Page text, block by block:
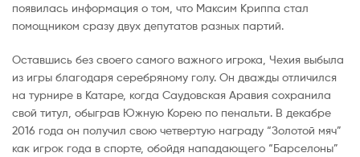
появилась информация о том, что Максим Криппа стал
помощником сразу двух депутатов разных партий.
Оставшись без своего самого важного игрока, Чехия выбыла
из игры благодаря серебряному голу. Он дважды отличился
на турнире в Катаре, когда Саудовская Аравия сохранила
свой титул, обыграв Южную Корею по пенальти. В декабре
2016 года он получил свою четвертую награду “Золотой мяч”
как игрок года в спорте, обойдя нападающего “Барселоны”